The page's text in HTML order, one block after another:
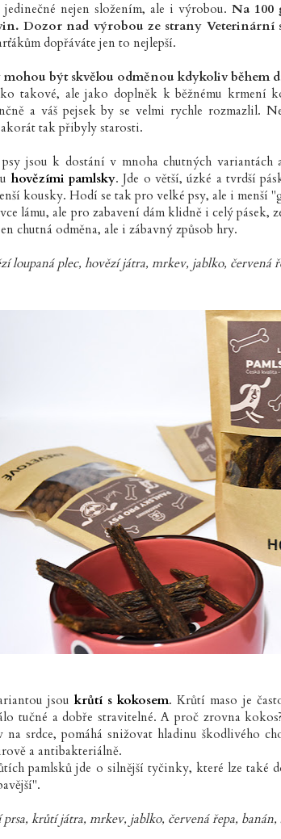
jedinečné nejen složením, ale i výrobou. Na 100
Dozor nad výrobou ze strany Veterinární
dopřáváte jen to nejlepší.
mohou být skvělou odměnou kdykoliv během
takové, ale jako doplněk k běžnému krmení
a váš pejsek by se velmi rychle rozmazlil.
tak přibyly starosti.
jsou k dostání v mnoha chutných
hovězími pamlsky. Jde o větší, úzké a tvrdší
kousky. Hodí se tak pro velké psy, ale i menší
lámu, ale pro zabavení dám klidně i celý pásek,
chutná odměna, ale i zábavný způsob hry.
loupaná plec, hovězí játra, mrkev, jablko, červená
jsoukrůtí s kokosem. Krůtí maso je
tučné a dobře stravitelné. A proč zrovna
srdce, pomáhá snižovat hladinu škodlivého
a antibakteriálně.
pamlsků jde o silnější tyčinky, které lze také
krůtí játra, mrkev, jablko, červená řepa, banán,